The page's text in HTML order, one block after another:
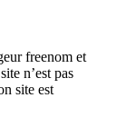
freenom et
n’est pas
site est